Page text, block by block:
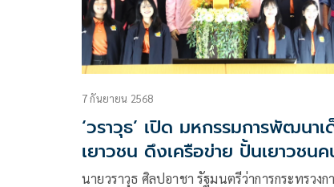
7 กันยายน 2568
‘วราวุธ’ เปิด มหกรรมการพัฒนาเ
เยาวชน ดึงเครือข่าย ปั้นเยาวชน
ศรีสุพรรณ
นายวราวุธ ศิลปอาชา รัฐมนตรีว่าการกระทรวง